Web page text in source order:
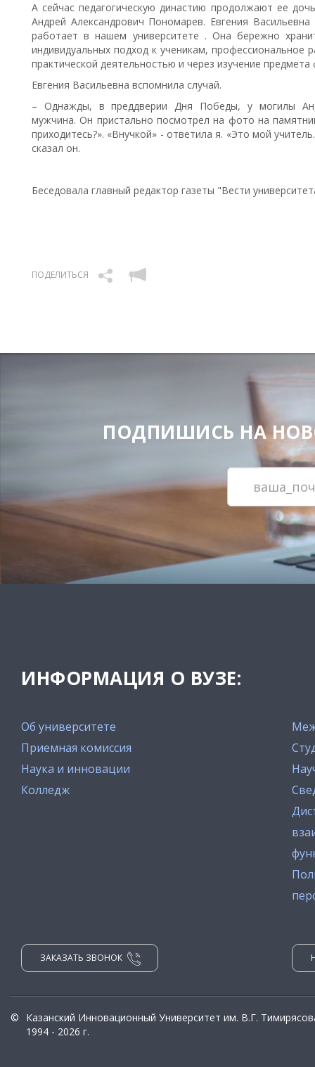
А сейчас педагогическую династию продолжают ее
Андрей Александрович Пономарев. Евгения
работает в нашем университете . Она бережно
индивидуальных подход к ученикам, профессиональное
практической деятельностью и через изучение
Евгения Васильевна вспомнила случай.
– Однажды, в преддверии Дня Победы, у могилы
мужчина. Он пристально посмотрел на фото на
приходитесь?». «Внучкой» - ответила я. «Это мой
сказал он.
Беседовала главный редактор газеты "Вести
ПОДЕЛИТЬСЯ
ПОДПИШИСЬ НА
ИНФОРМАЦИЯ О ВУЗЕ:
Об университете
Приемная комиссия
Наука и инновации
Колледж
ЗАКАЗАТЬ ЗВОНОК
©
Казанский Инновационный Университет им. В.Г.
1994 - 2026 г.